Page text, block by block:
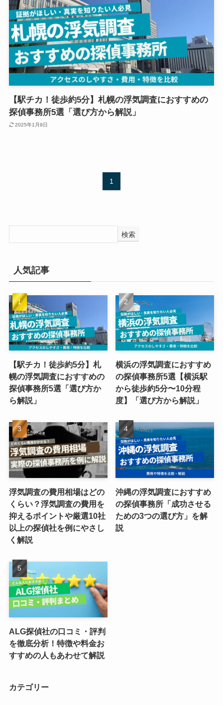
【駅チカ！徒歩約5分】札幌の浮気調査におすすめの
探偵事務所5選「選び方から解説」
2025年1月9日
1
検索
人気記事
【駅チカ！徒歩約5分】札
幌の浮気調査におすすめの
探偵事務所5選「選び方か
ら解説」
横浜の浮気調査におすすめ
の探偵事務所5選【横浜駅
から徒歩約5分〜10分程
度】「選び方から解説」
浮気調査の費用相場はどの
くらい？浮気調査の費用を
抑えるポイントや厳選10社
以上の探偵社を例にやさし
く解説
沖縄の浮気調査におすすめ
の探偵事務所「成功させる
ための3つの選び方」を解
説
ALG探偵社の口コミ・評判
を徹底分析！特徴や料金お
すすめの人もあわせて解説
カテゴリー